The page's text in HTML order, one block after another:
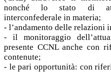
nonché lo stato di
interconfederale in materia;
- l’andamento delle relazioni
- il monitoraggio
presente CCNL anche con
contenute;
- le pari opportunità: con